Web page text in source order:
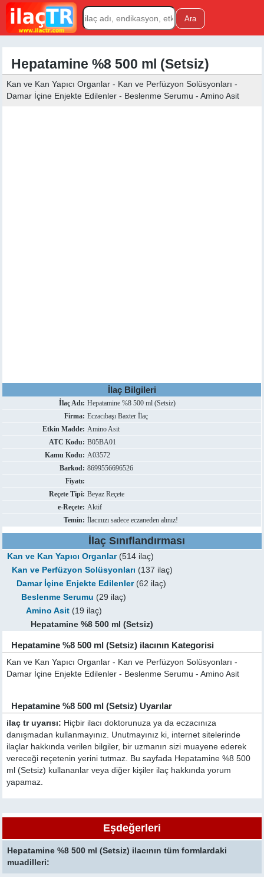
Hepatamine %8 500 ml (Setsiz)
Kan ve Kan Yapıcı Organlar - Kan ve Perfüzyon Solüsyonları -
Damar İçine Enjekte Edilenler - Beslenme Serumu - Amino Asit
İlaç Bilgileri
İlaç Adı: Hepatamine %8 500 ml (Setsiz)
Firma: Eczacıbaşı Baxter İlaç
Etkin Madde: Amino Asit
ATC Kodu: B05BA01
Kamu Kodu: A03572
Barkod: 8699556696526
Fiyatı:
Reçete Tipi: Beyaz Reçete
e-Reçete: Aktif
Temin: İlacınızı sadece eczaneden alınız!
İlaç Sınıflandırması
Kan ve Kan Yapıcı Organlar(514 ilaç)
Kan ve Perfüzyon Solüsyonları (137 ilaç)
Damar İçine Enjekte Edilenler(62 ilaç)
Beslenme Serumu (29 ilaç)
Amino Asit (19 ilaç)
Hepatamine %8 500 ml (Setsiz)
Hepatamine %8 500 ml (Setsiz) ilacının Kategorisi
Kan ve Kan Yapıcı Organlar - Kan ve Perfüzyon Solüsyonları -
Damar İçine Enjekte Edilenler - Beslenme Serumu - Amino Asit
Hepatamine %8 500 ml (Setsiz) Uyarılar
ilaç tr uyarısı: Hiçbir ilacı doktorunuza ya da eczacınıza
danışmadan kullanmayınız. Unutmayınız ki, internet sitelerinde
ilaçlar hakkında verilen bilgiler, bir uzmanın sizi muayene ederek
vereceği reçetenin yerini tutmaz. Bu sayfada Hepatamine %8 500
ml (Setsiz) kullananlar veya diğer kişiler ilaç hakkında yorum
yapamaz.
Eşdeğerleri
Hepatamine %8 500 ml (Setsiz) ilacının tüm formlardaki
muadilleri: